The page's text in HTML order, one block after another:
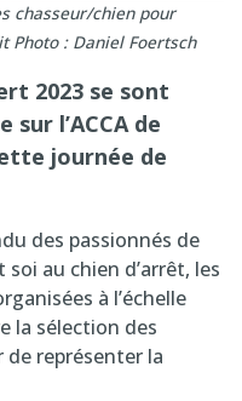
chasseur/chien pour
Photo : Daniel Foertsch
2023 se sont
l’ACCA de
journée de
des passionnés de
au chien d’arrêt, les
à l’échelle
la sélection des
de représenter la